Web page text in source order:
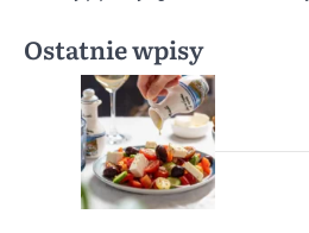
Ostatnie wpisy